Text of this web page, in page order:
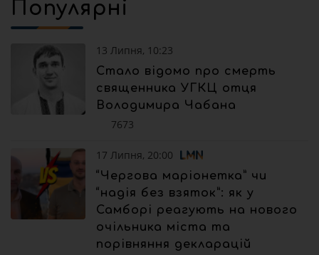
Популярні
13 Липня, 10:23
Стало відомо про смерть
священника УГКЦ отця
Володимира Чабана
7673
17 Липня, 20:00
“Чергова маріонетка” чи
“надія без взяток”: як у
Самборі реагують на нового
очільника міста та
порівняння декларацій